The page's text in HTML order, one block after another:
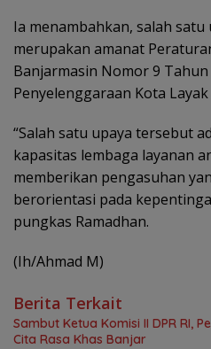
Ia menambahkan, salah satu
merupakan amanat
Banjarmasin Nomor 9
Penyelenggaraan Kota Layak
“Salah satu upaya tersebut
kapasitas lembaga layanan
memberikan pengasuhan
berorientasi pada
pungkas Ramadhan.
(Ih/Ahmad M)
Berita Terkait
Sambut Ketua Komisi II DPR RI,
Cita Rasa Khas Banjar